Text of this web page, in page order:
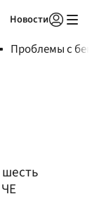
Новости
Проблемы с